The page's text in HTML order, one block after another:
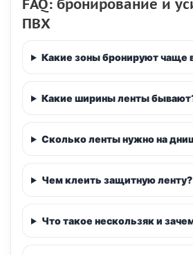
FAQ: бронирование и
ПВХ
Какие зоны бронируют чаще
Какие ширины ленты
Сколько ленты нужно на
Чем клеить защитную ленту?
Что такое нескользяк и